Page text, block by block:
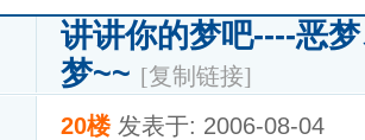
讲讲你的梦吧----恶
梦~~ [复制链接]
20楼 发表于: 2006-08-04